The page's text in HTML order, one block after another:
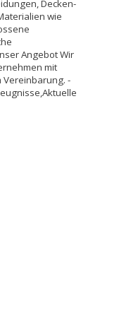
Decken-
wie
Angebot Wir
mit
Vereinbarung. -